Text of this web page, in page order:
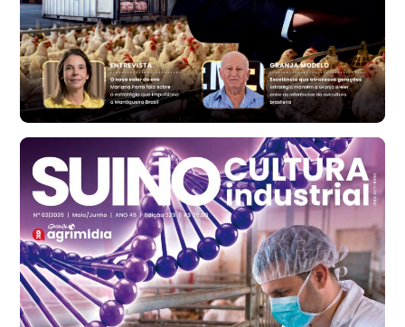
Ovo Vermelho - Regional
Vermelho
R$ 171,61
cx
Ovo Branco - Regional
Santa Maria do Jetibá (ES)
R$ 140,74
cx
Ovo Branco - Regional
Recife (PE)
R$ 147,74
cx
Ovo Vermelho - Regional
Recife (PE)